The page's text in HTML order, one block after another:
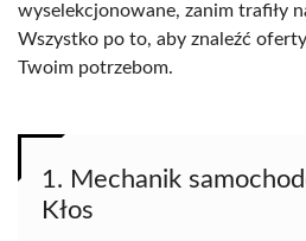
wyselekcjonowane, zanim trafiły
Wszystko po to, aby znaleźć
Twoim potrzebom.
1. Mechanik
Kłos